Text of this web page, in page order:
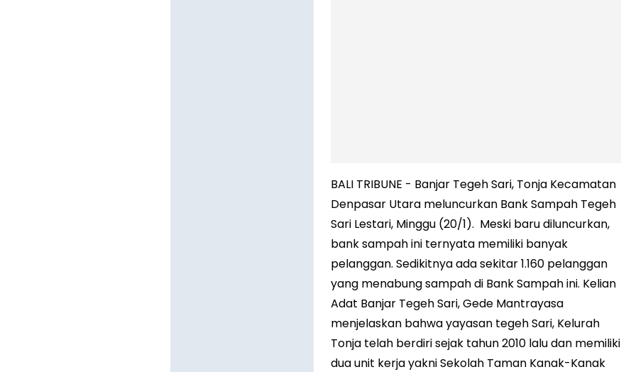
BALI TRIBUNE - Banjar Tegeh Sari, Tonja Kecamatan
Denpasar Utara meluncurkan Bank Sampah Tegeh
Sari Lestari, Minggu (20/1). Meski baru diluncurkan,
bank sampah ini ternyata memiliki banyak
pelanggan. Sedikitnya ada sekitar 1.160 pelanggan
yang menabung sampah di Bank Sampah ini. Kelian
Adat Banjar Tegeh Sari, Gede Mantrayasa
menjelaskan bahwa yayasan tegeh Sari, Kelurah
Tonja telah berdiri sejak tahun 2010 lalu dan memiliki
dua unit kerja yakni Sekolah Taman Kanak-Kanak